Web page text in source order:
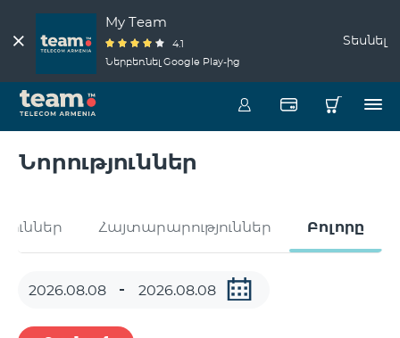
My Team
4.1
Ներբեռնել Google Play-ից
Տեսնել
Նորություններ
Հայտարարություններ Բոլորը